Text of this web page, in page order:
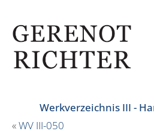
Werkverzeichnis III -
«WV III-050